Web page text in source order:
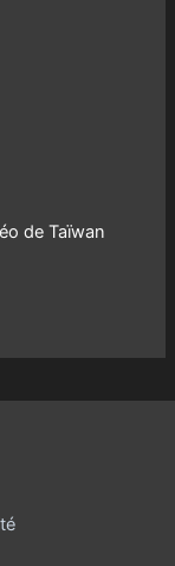
de Taïwan